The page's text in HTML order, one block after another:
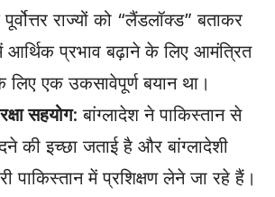
राज्यों को “लैंडलॉक्ड” बताकर
आर्थिक प्रभाव बढ़ाने के लिए आमंत्रित
लिए एक उकसावेपूर्ण बयान था।
सहयोग: बांग्लादेश ने पाकिस्तान से
की इच्छा जताई है और बांग्लादेशी
पाकिस्तान में प्रशिक्षण लेने जा रहे हैं।